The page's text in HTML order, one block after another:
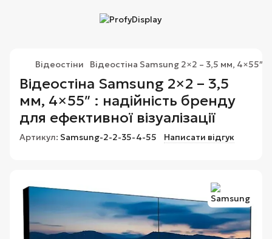
Відеостіни Відеостіна Samsung 2×2 – 3,5 мм, 4×55″
Відеостіна Samsung 2×2 – 3,5
мм, 4×55″ : надійність бренду
для ефективної візуалізації
Артикул: Samsung-2-2-35-4-55 Написати відгук